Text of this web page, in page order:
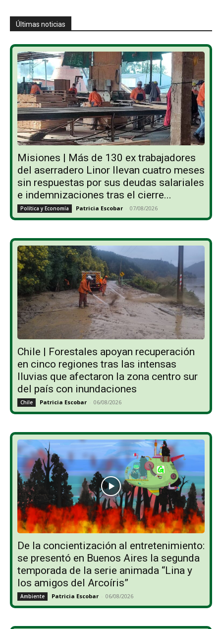
Últimas noticias
Misiones | Más de 130 ex trabajadores
del aserradero Linor llevan cuatro meses
sin respuestas por sus deudas salariales
e indemnizaciones tras el cierre...
Política y Economía Patricia Escobar - 07/08/2026
Chile | Forestales apoyan recuperación
en cinco regiones tras las intensas
lluvias que afectaron la zona centro sur
del país con inundaciones
Chile Patricia Escobar - 06/08/2026
De la concientización al entretenimiento:
se presentó en Buenos Aires la segunda
temporada de la serie animada “Lina y
los amigos del Arcoíris”
Ambiente Patricia Escobar - 06/08/2026